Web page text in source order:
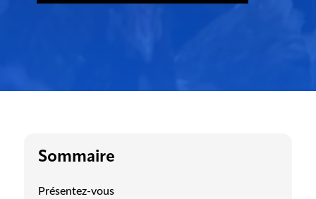
Sommaire
Présentez-vous